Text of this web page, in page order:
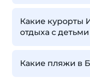
Какие курорты
отдыха с детьми
Какие пляжи в